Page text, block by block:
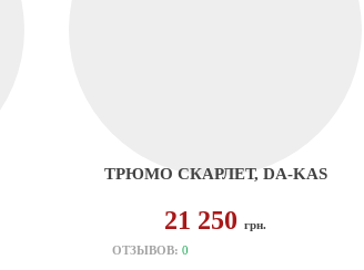
ТРЮМО СКАРЛЕТ, DA-KAS
21 250 грн.
ОТЗЫВОВ: 0